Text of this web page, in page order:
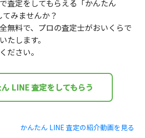
査定をしてもらえる「かんたん
みませんか？
無料で、プロの査定士がおいくらで
たします。
ださい。
LINE 査定をしてもらう
かんたん LINE 査定の紹介動画を見る